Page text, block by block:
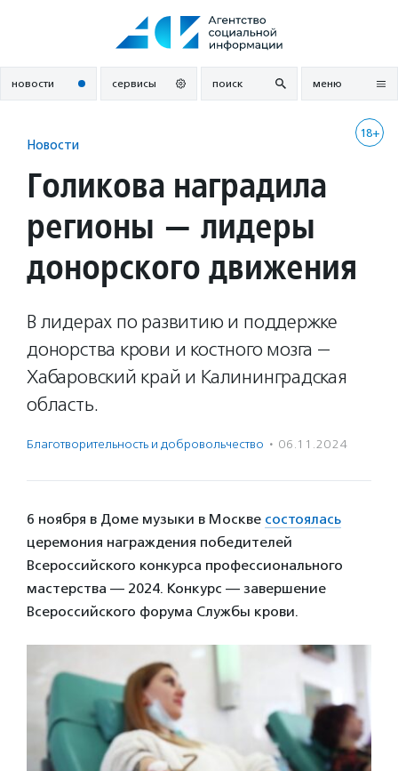
новости сервисы поиск меню
18+
Новости
Голикова наградила
регионы — лидеры
донорского движения
В лидерах по развитию и поддержке
донорства крови и костного мозга —
Хабаровский край и Калининградская
область.
Благотвори­тель­ность и доброволь­чест­во · 06.11.2024
6 ноября в Доме музыки в Москве состоялась
церемония награждения победителей
Всероссийского конкурса профессионального
мастерства — 2024. Конкурс — завершение
Всероссийского форума Службы крови.